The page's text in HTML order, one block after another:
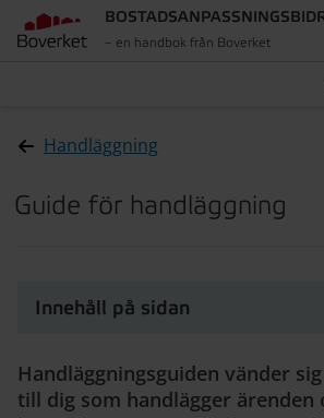
– en handbok från Boverket
Handläggning
Guide för handläggning
Innehåll på sidan
Handläggningsguiden vänder
till dig som handlägger ärenden